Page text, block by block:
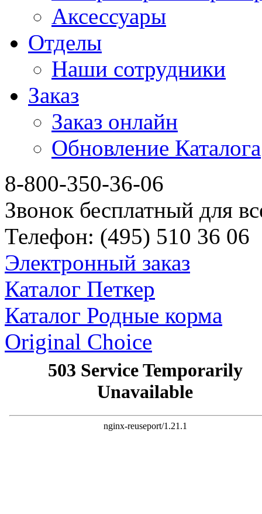
Аксессуары
Отделы
Наши сотрудники
Заказ
Заказ онлайн
Обновление Каталога
8-800-350-36-06
Звонок бесплатный для
Телефон: (495) 510 36 06
Электронный заказ
Каталог Петкер
Каталог Родные корма
Original Choice